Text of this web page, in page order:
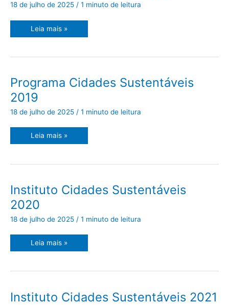
18 de julho de 2025 / 1 minuto de leitura
Paulo
Leia mais »
Programa Cidades Sustentáveis
2019
18 de julho de 2025 / 1 minuto de leitura
Cidades
Sustentáveis
2019
Leia mais »
Instituto Cidades Sustentáveis
2020
18 de julho de 2025 / 1 minuto de leitura
Instituto
Cidades
Sustentáveis
2020
Leia mais »
Instituto Cidades Sustentáveis 2021
Instituto
Cidades